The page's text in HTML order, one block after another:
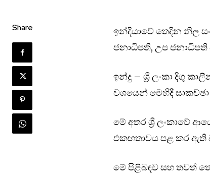
Share
ඉන්දියාවේ තෙදින නිල
ජනාධිපති, උප ජනාධිපති
ඉන්දු – ශ්‍රී ලංකා දිගු
වශයෙන් මෙහිදී
මේ අතර ශ්‍රී ලංකාවේ
එකඟතාවය පළ කර ඇති
මේ පිළිබඳව සහ තවත්